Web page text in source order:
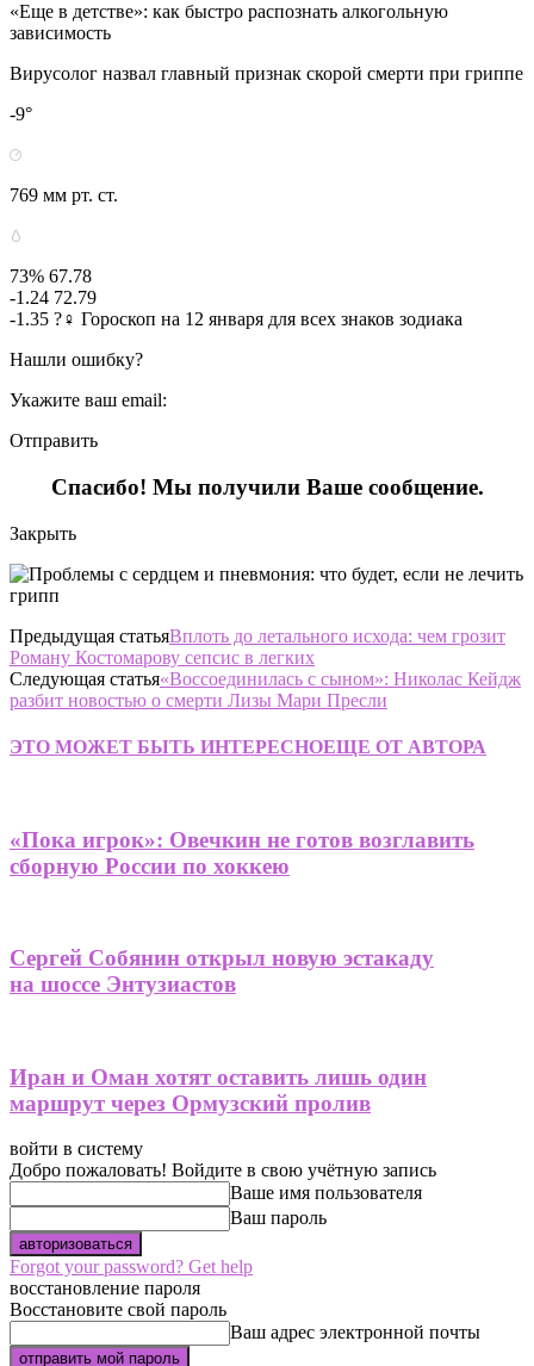
«Еще в детстве»: как быстро распознать алкогольную
зависимость
Вирусолог назвал главный признак скорой смерти при гриппе
-9°
769 мм рт. ст.
73% 67.78
-1.24 72.79
-1.35 ?‍♀ Гороскоп на 12 января для всех знаков зодиака
Нашли ошибку?
Укажите ваш email:
Отправить
Спасибо! Мы получили Ваше сообщение.
Закрыть
Предыдущая статьяВплоть до летального исхода: чем грозит
Роману Костомарову сепсис в легких
Следующая статья«Воссоединилась с сыном»: Николас Кейдж
разбит новостью о смерти Лизы Мари Пресли
ЭТО МОЖЕТ БЫТЬ ИНТЕРЕСНОЕЩЕ ОТ АВТОРА
«Пока игрок»: Овечкин не готов возглавить
сборную России по хоккею
Сергей Собянин открыл новую эстакаду
на шоссе Энтузиастов
Иран и Оман хотят оставить лишь один
маршрут через Ормузский пролив
войти в систему
Добро пожаловать! Войдите в свою учётную запись
Ваше имя пользователя
Ваш пароль
Forgot your password? Get help
восстановление пароля
Восстановите свой пароль
Ваш адрес электронной почты